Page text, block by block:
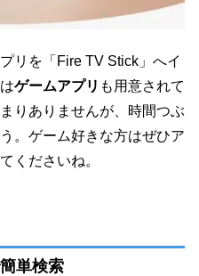
リを「Fire TV Stick」へイ
ゲームアプリ も用意されて
りありませんが、時間つぶ
。ゲーム好きな方はぜひア
くださいね。
単検索